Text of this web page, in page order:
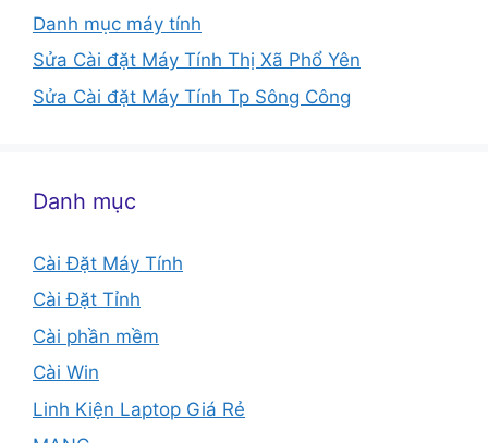
Danh mục máy tính
Sửa Cài đặt Máy Tính Thị Xã Phổ Yên
Sửa Cài đặt Máy Tính Tp Sông Công
Danh mục
Cài Đặt Máy Tính
Cài Đặt Tỉnh
Cài phần mềm
Cài Win
Linh Kiện Laptop Giá Rẻ